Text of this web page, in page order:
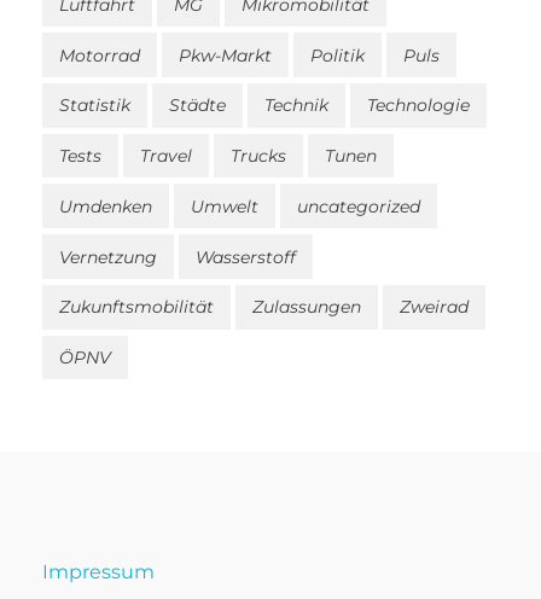
Luftfahrt MG Mikromobilität
Motorrad Pkw-Markt Politik Puls
Statistik Städte Technik Technologie
Tests Travel Trucks Tunen
Umdenken Umwelt uncategorized
Vernetzung Wasserstoff
Zukunftsmobilität Zulassungen Zweirad
ÖPNV
Impressum